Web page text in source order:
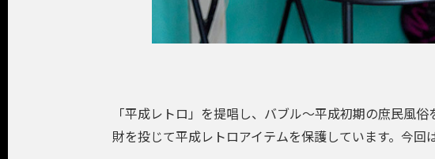
「平成レトロ」を提唱し、バブル～平成初期の庶民風
財を投じて平成レトロアイテムを保護しています。今